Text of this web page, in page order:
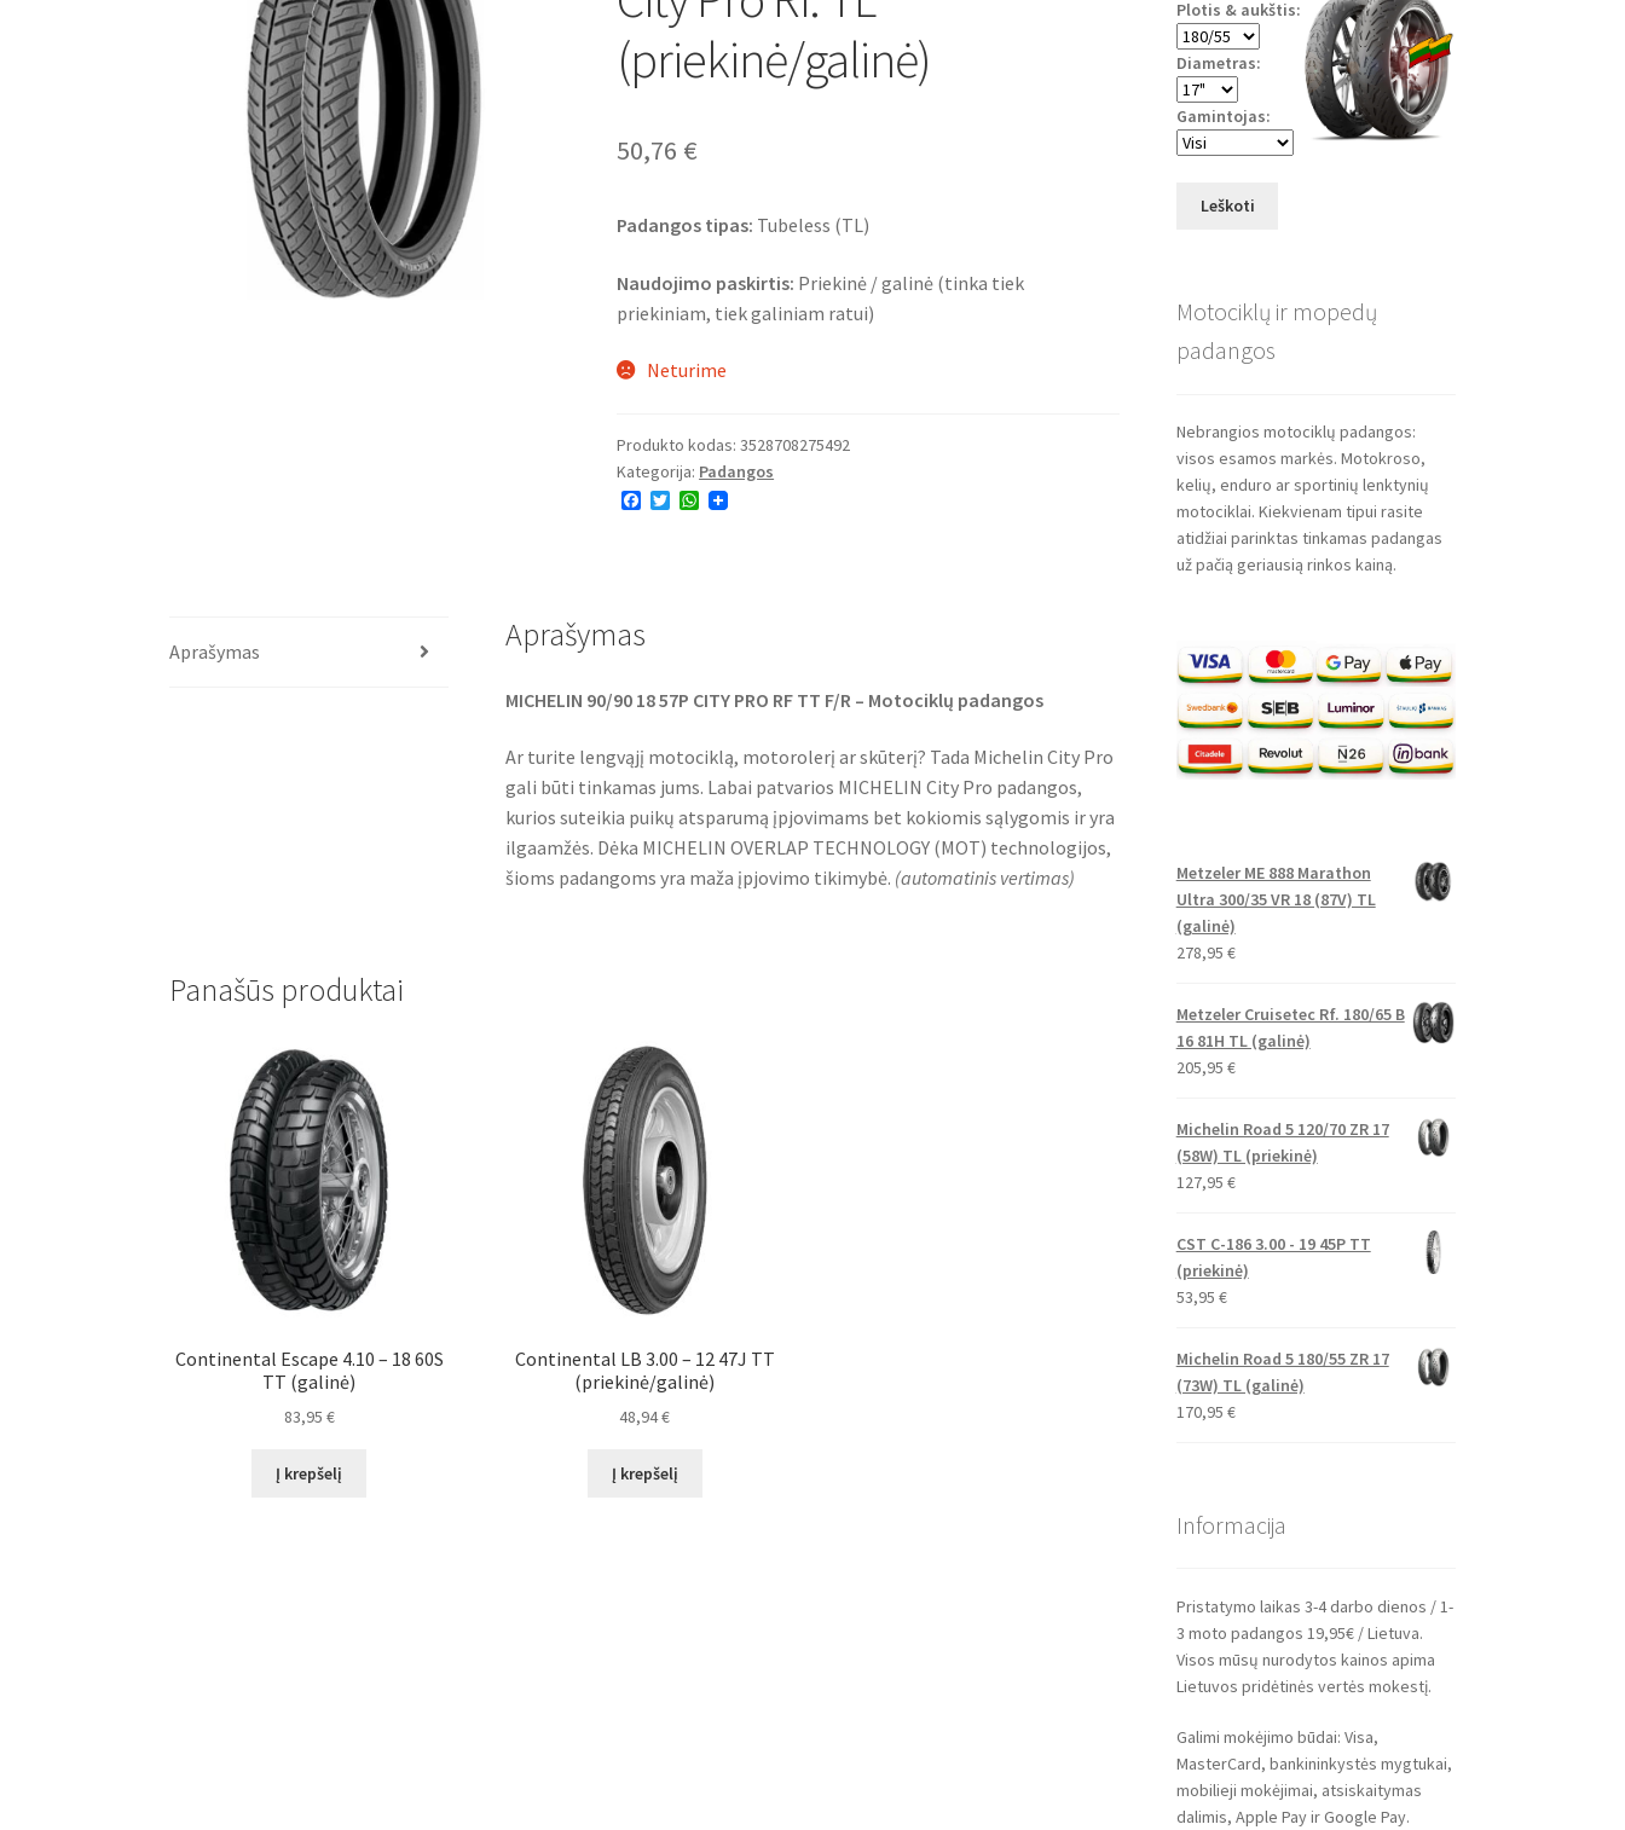
(priekinė/galinė)
50,76 €
Padangos tipas: Tubeless (TL)
Naudojimo paskirtis: Priekinė / galinė (tinka tiek
priekiniam, tiek galiniam ratui)
Neturime
Produkto kodas:3528708275492
Kategorija: Padangos
F
k
T
W
Aprašymas Aprašymas
MICHELIN 90/90 18 57P CITY PRO RF TT F/R – Motociklų padangos
Ar turite lengvąjį motociklą, motorolerį ar skūterį? Tada Michelin City Pro
gali būti tinkamas jums. Labai patvarios MICHELIN City Pro padangos,
kurios suteikia puikų atsparumą įpjovimams bet kokiomis sąlygomis ir yra
ilgaamžės. Dėka MICHELIN OVERLAP TECHNOLOGY (MOT) technologijos,
šioms padangoms yra maža įpjovimo tikimybė. (automatinis vertimas)
Panašūs produktai
Continental Escape 4.10 – 18 60S
TT (galinė)
83,95 €
Į krepšelį
Continental LB 3.00 – 12 47J TT
(priekinė/galinė)
48,94€
Į krepšelį
Plotis & aukštis:
Diametras:
Gamintojas:
Leškoti
Motociklų ir mopedų
padangos
Nebrangios motociklų padangos:
visos esamos markės. Motokroso,
kelių, enduro ar sportinių lenktynių
motociklai. Kiekvienam tipui rasite
atidžiai parinktas tinkamas padangas
už pačią geriausią rinkos kainą.
Metzeler ME 888 Marathon
Ultra 300/35 VR 18 (87V) TL
(galinė)
278,95 €
Metzeler Cruisetec Rf. 180/65 B
16 81H TL (galinė)
205,95 €
Michelin Road 5 120/70 ZR 17
(58W) TL (priekinė)
127,95 €
CST C-186 3.00 - 19 45P TT
(priekinė)
53,95 €
Michelin Road 5 180/55 ZR 17
(73W) TL (galinė)
170,95 €
Informacija
Pristatymo laikas 3-4 darbo dienos / 1-
3 moto padangos 19,95€ / Lietuva.
Visos mūsų nurodytos kainos apima
Lietuvos pridėtinės vertės mokestį.
Galimi mokėjimo būdai: Visa,
MasterCard, bankininkystės mygtukai,
mobilieji mokėjimai, atsiskaitymas
dalimis, Apple Pay ir Google Pay.